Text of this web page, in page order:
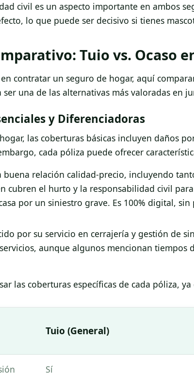
civil es un aspecto importante en ambos
lo que puede ser decisivo si tienes
Tuio vs. Ocaso
contratar un seguro de hogar, aquí
una de las alternativas más valoradas en
y Diferenciadoras
las coberturas básicas incluyen daños
cada póliza puede ofrecer
buena relación calidad-precio, incluyendo
cubren el hurto y la responsabilidad civil
por un siniestro grave. Es 100% digital,
por su servicio en cerrajería y gestión de
aunque algunos mencionan tiempos
las coberturas específicas de cada póliza,
Tuio (General)
Sí